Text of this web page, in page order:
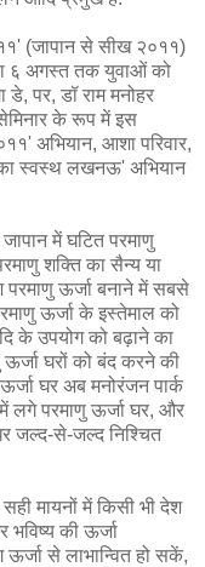
(जापान से सीख २०११)
६ अगस्त तक युवाओं को
पर, डॉ राम मनोहर
के रूप में इस
अभियान, आशा परिवार,
का स्वस्थ लखनऊ' अभियान
में घटित परमाणु
शक्ति का सैन्य या
परमाणु ऊर्जा बनाने में सबसे
ऊर्जा के इस्तेमाल को
के उपयोग को बढ़ाने का
घरों को बंद करने की
घर अब मनोरंजन पार्क
में लगे परमाणु ऊर्जा घर, और
जल्द-से-जल्द निश्चित
मायनों में किसी भी देश
भविष्य की ऊर्जा
से लाभान्वित हो सकें,